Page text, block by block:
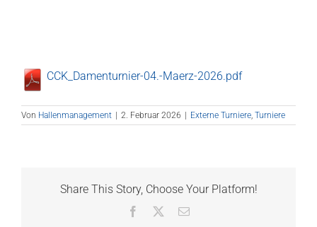
CCK_Damenturnier-04.-Maerz-2026.pdf
Von Hallenmanagement 2. Februar 2026 Externe Turniere, Turniere
Share This Story, Choose Your Platform!
Facebook
E-